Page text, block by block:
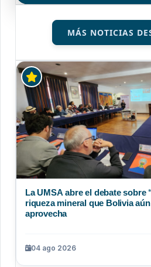
MÁS NOTICIAS
La UMSA abre el debate sobre
riqueza mineral que Bolivia
aprovecha
04 ago 2026